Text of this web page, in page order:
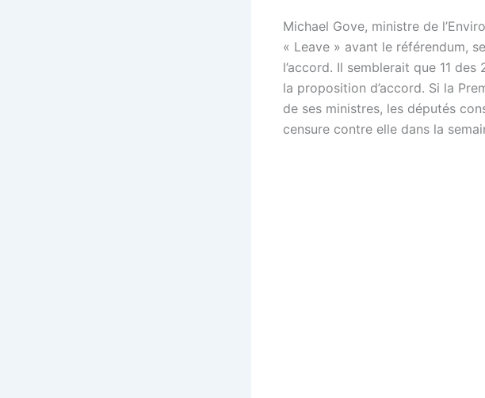
Michael Gove, ministre de
« Leave » avant le référendum,
l’accord. Il semblerait que 11
la proposition d’accord. Si la
de ses ministres, les députés
censure contre elle dans la